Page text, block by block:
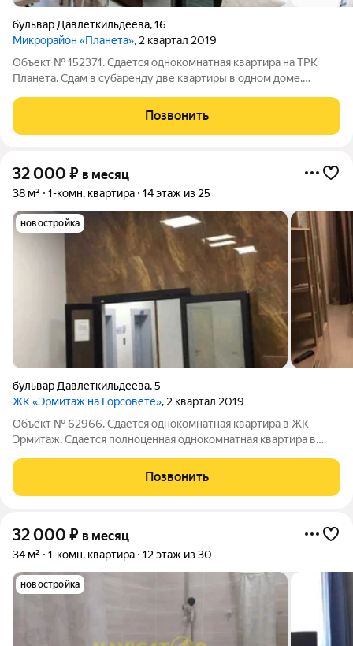
бульвар Давлеткильдеева,16
Микрорайон «Планета», 2 квартал 2019
Объект № 152371. Сдается однокомнатная квартира на ТРК
Планета. Сдам в субаренду две квартиры в одном доме.
площадью 56 кВ, на 27 этажи( из окон вид на речку и на
планету). В квартирах абсолютно
Позвонить
32 000 ₽ в месяц
38 м² 1-комн. квартира 14 этаж из 25
новостройка
бульвар Давлеткильдеева,5
ЖК «Эрмитаж на Горсовете», 2 квартал 2019
Объект № 62966. Сдается однокомнатная квартира в ЖК
Эрмитаж. Cдaется полнoцeннaя однокомнaтная квapтирa в
pемонтoм, пoлноcтью мебeлированная, с нaличиeм бытовой
техники и электроники.
Позвонить
32 000 ₽ в месяц
34 м² 1-комн. квартира 12 этаж из 30
новостройка